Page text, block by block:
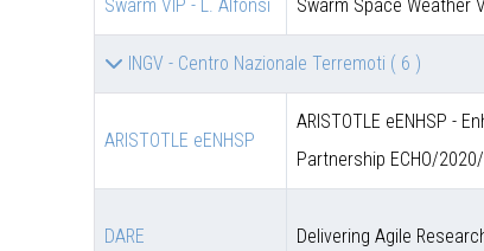
Swarm VIP - L. Alfonsi Swarm Space Weather
INGV - Centro Nazionale Terremoti ( 6 )
ARISTOTLE eENHSP
ARISTOTLE eENHSP -
Partnership ECHO/
DARE Delivering Agile